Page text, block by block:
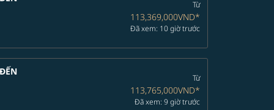
Từ
113,369,000VND*
Đã xem: 10 giờ trước
ĐẾN
Từ
113,765,000VND*
Đã xem: 9 giờ trước